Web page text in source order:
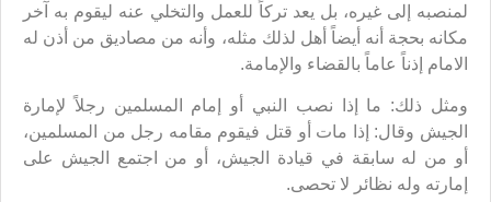
لمنصبه إلى غيره، بل يعد تركاً للعمل والتخلي عنه ليقوم به آخر
مكانه بحجة أنه أيضاً أهل لذلك مثله، وأنه من مصاديق من أذن له
الامام إذناً عاماً بالقضاء والإمامة.
ومثل ذلك: ما إذا نصب النبي أو إمام المسلمين رجلاً لإمارة
الجيش وقال: إذا مات أو قتل فيقوم مقامه رجل من المسلمين،
أو من له سابقة في قيادة الجيش، أو من اجتمع الجيش على
إمارته وله نظائر لا تحصى.